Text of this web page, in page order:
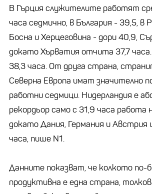
В Гърция служителите работят
часа седмично, в България - 39,5, в
Босна и Херцеговина - дори 40,9,
докато Хърватия отчита 37,7 часа.
38,3 часа. От друга страна,
Северна Европа имат значително
работни седмици. Нидерландия е
рекордьор само с 31,9 часа работа
докато Дания, Германия и Австрия
часа, пише N1.
Данните показват, че колкото по-
продуктивна е една страна,